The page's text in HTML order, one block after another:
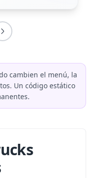
cambien el menú, la
Un código estático